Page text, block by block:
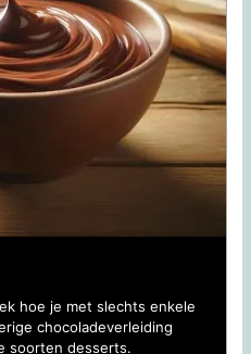
hoe je met slechts enkele
chocoladeverleiding
soorten desserts.